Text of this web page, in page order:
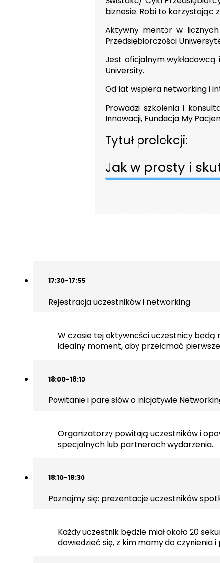
biznesie. Robi to korzystając
Aktywny mentor w licznych
Przedsiębiorczości
Jest oficjalnym wykładowcą
University.
Od lat wspiera networking i
Prowadzi szkolenia i
Innowacji, Fundacja My
Tytuł prelekcji:
Jak w prosty i
17:30-17:55
Rejestracja uczestników i networking
W czasie tej aktywności uczestnicy będą
idealny moment, aby przełamać
18:00-18:10
Powitanie i parę słów o inicjatywie
Organizatorzy powitają uczestników i
specjalnych lub partnerach wydarzenia.
18:10-18:30
Poznajmy się: prezentacje uczestników
Każdy uczestnik będzie miał około 20
dowiedzieć się, z kim mamy do czynienia